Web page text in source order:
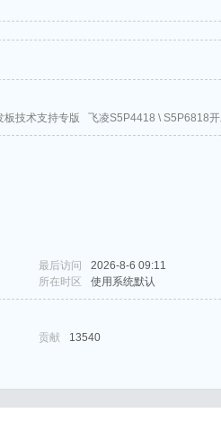
板技术支持专版 飞凌S5P4418 \ S5P6818
最后访问
2026-8-6 09:11
所在时区 使用系统默认
贡献
13540